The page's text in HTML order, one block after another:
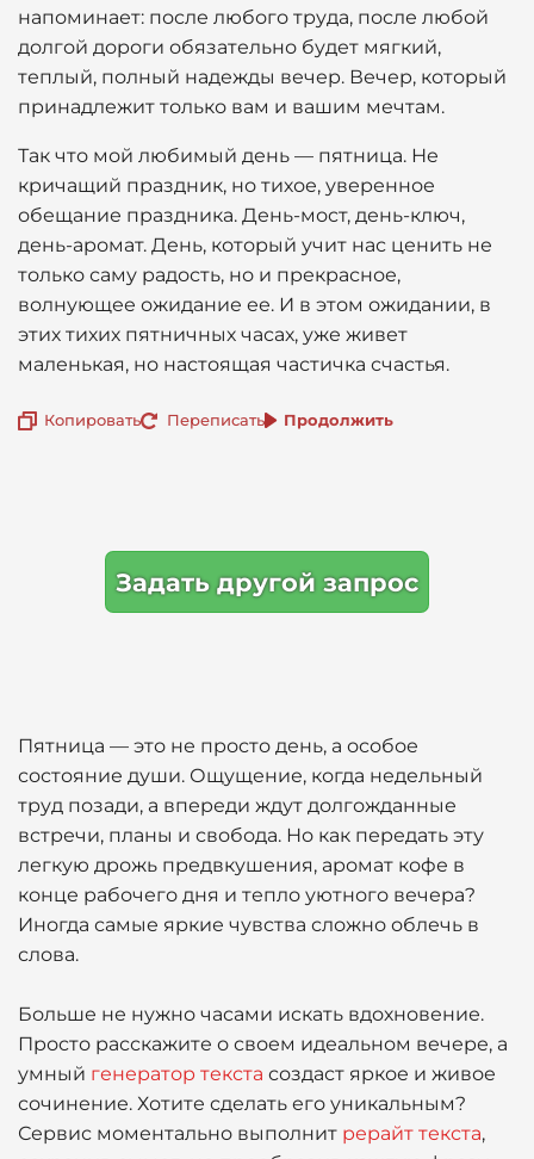
напоминает: после любого труда, после любой
долгой дороги обязательно будет мягкий,
теплый, полный надежды вечер. Вечер, который
принадлежит только вам и вашим мечтам.
Так что мой любимый день — пятница. Не
кричащий праздник, но тихое, уверенное
обещание праздника. День-мост, день-ключ,
день-аромат. День, который учит нас ценить не
только саму радость, но и прекрасное,
волнующее ожидание ее. И в этом ожидании, в
этих тихих пятничных часах, уже живет
маленькая, но настоящая частичка счастья.
Копировать Переписать Продолжить
Задать другой запрос
Пятница — это не просто день, а особое
состояние души. Ощущение, когда недельный
труд позади, а впереди ждут долгожданные
встречи, планы и свобода. Но как передать эту
легкую дрожь предвкушения, аромат кофе в
конце рабочего дня и тепло уютного вечера?
Иногда самые яркие чувства сложно облечь в
слова.
Больше не нужно часами искать вдохновение.
Просто расскажите о своем идеальном вечере, а
умный генератор текста создаст яркое и живое
сочинение. Хотите сделать его уникальным?
Сервис моментально выполнит рерайт текста,